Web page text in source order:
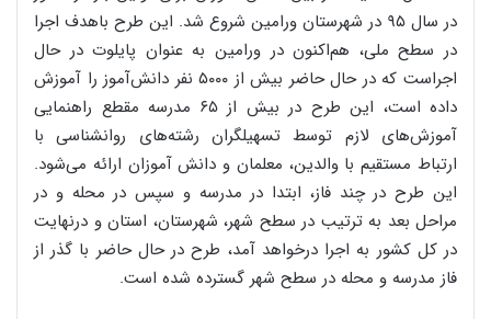
در سال ۹۵ در شهرستان ورامین شروع شد. این طرح باهدف اجرا
در سطح ملی، هم‌اکنون در ورامین به عنوان پایلوت در حال
اجراست که در حال حاضر بیش از ۵۰۰۰ نفر دانش‌آموز را آموزش
داده است، این طرح در بیش از ۶۵ مدرسه مقطع راهنمایی
آموزش‌های لازم توسط تسهیلگران رشته‌های روانشناسی با
ارتباط مستقیم با والدین، معلمان و دانش آموزان ارائه می‌شود.
این طرح در چند فاز، ابتدا در مدرسه و سپس در محله و در
مراحل بعد به ترتیب در سطح شهر، شهرستان، استان و درنهایت
در کل کشور به اجرا درخواهد آمد، طرح در حال حاضر با گذر از
فاز مدرسه و محله در سطح شهر گسترده شده است.